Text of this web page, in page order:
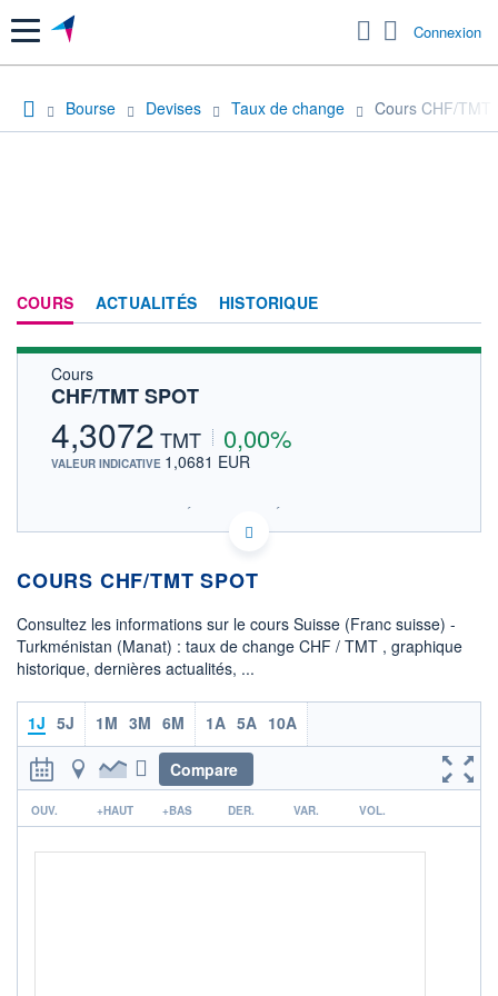
Menu Connexion
Bourse Devises Taux de change Cours CHF/TMT
COURS ACTUALITÉS HISTORIQUE
Cours
CHF/TMT SPOT
4,3072 TMT 0,00%
VALEUR INDICATIVE 1,0681 EUR
SIX - FOREX 2 DONNÉES TEMPS RÉEL
Politique d'exécution
00h40 00h45
4,307
OUVERTURE
4,3083
CLÔTURE VEILLE
4,3083 4,3056
COTATION SPÉCIFIQUE
COURS CHF/TMT SPOT
Consultez les informations sur le cours Suisse (Franc suisse) -
Turkménistan (Manat) : taux de change CHF / TMT , graphique
historique, dernières actualités, ...
1J 5J 1M 3M 6M 1A 5A 10A
Compare
r
OUV. +HAUT +BAS DER. VAR. VOL.